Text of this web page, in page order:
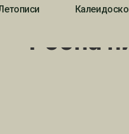
Робна